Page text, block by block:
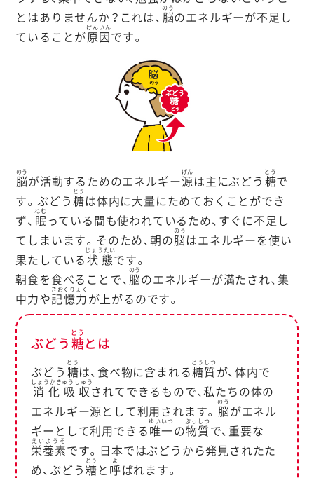
とはありませんか？これは、 脳
のう
のエネルギーが不足し
ていることが原因
げんいん
です。
脳
のう
が活動するためのエネルギー源
げん
は主にぶどう 糖
とう
で
す。ぶどう 糖
とう
は体内に大量にためておくことができ
ず、 眠
ねむ
っている間も使われているため、すぐに不足し
てしまいます。そのため、朝の脳
のう
はエネルギーを使い
果たしている 状態
じょうたい
です。
朝食を食べることで、 脳
のう
のエネルギーが満たされ、集
中力や記憶力
きおくりょく
が上がるのです。
ぶどう 糖
とう
とは
ぶどう 糖
とう
は、食べ物に含まれる糖質
とうしつ
が、体内で
消化吸収
しょうかきゅうしゅう
されてできるもので、私たちの体の
エネルギー源として利用されます。 脳
のう
がエネル
ギーとして利用できる 唯一
ゆいいつ
の物質
ぶっしつ
で、重要な
栄養素
えいようそ
です。日本ではぶどうから発見されたた
め、ぶどう 糖
とう
と 呼
よ
ばれます。